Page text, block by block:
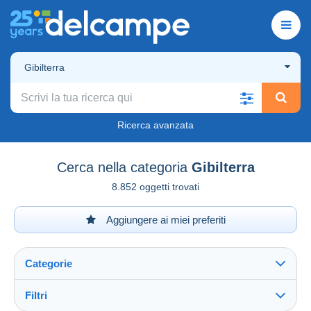
Gibilterra
Ricerca avanzata
Cerca nella categoria Gibilterra
8.852 oggetti trovati
Aggiungere ai miei preferiti
Categorie
Filtri